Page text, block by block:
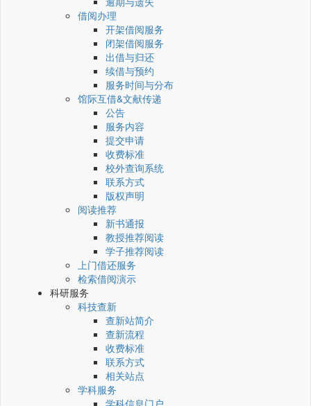
借阅办理
开架借阅服务
闭架借阅服务
出借与归还
续借与预约
服务时间与分布
馆际互借&文献传递
公告
服务内容
提交申请
收费标准
校外查询系统
联系方式
版权声明
阅读推荐
新书通报
教授推荐阅读
学子推荐阅读
上门借还服务
检索借阅演示
科研服务
科技查新
查新站简介
查新流程
收费标准
联系方式
相关站点
学科服务